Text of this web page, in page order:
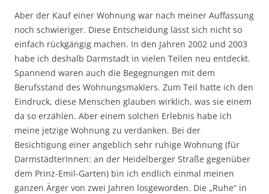
Aber der Kauf einer Wohnung war nach meiner Auffassung
noch schwieriger. Diese Entscheidung lässt sich nicht so
einfach rückgängig machen. In den Jahren 2002 und 2003
habe ich deshalb Darmstadt in vielen Teilen neu entdeckt.
Spannend waren auch die Begegnungen mit dem
Berufsstand des Wohnungsmaklers. Zum Teil hatte ich den
Eindruck, diese Menschen glauben wirklich, was sie einem
da so erzählen. Aber einem solchen Erlebnis habe ich
meine jetzige Wohnung zu verdanken. Bei der
Besichtigung einer angeblich sehr ruhige Wohnung (für
DarmstädterInnen: an der Heidelberger Straße gegenüber
dem Prinz-Emil-Garten) bin ich endlich einmal meinen
ganzen Ärger von zwei Jahren losgeworden. Die „Ruhe“ in